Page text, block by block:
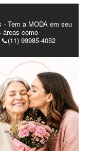
Tem a MODA em seu
áreas como
99985-4052